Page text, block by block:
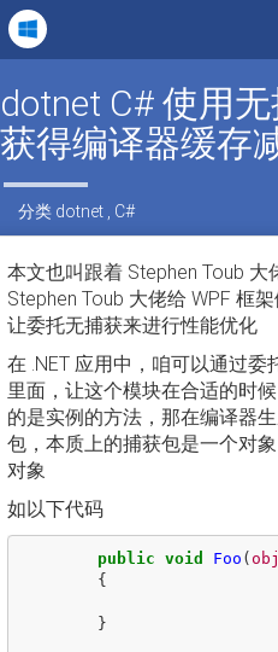
dotnet C# 使用
获得编译器缓存
分类 dotnet C#
本文也叫跟着 Stephen Toub
Stephen Toub 大佬给 WPF 框
让委托无捕获来进行性能优化
在 .NET 应用中，咱可以通过
里面，让这个模块在合适的时
的是实例的方法，那在编译器
包，本质上的捕获包是一个对
对象
如以下代码
public void Foo (
{
}